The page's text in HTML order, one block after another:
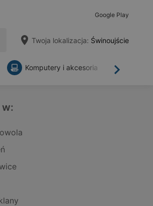
Google Play
Twoja lokalizacja: Świnoujście
Dalej
Komputery i akcesoria